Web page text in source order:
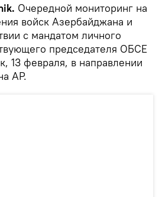
Очередной мониторинг на
войск Азербайджана и
с мандатом личного
председателя ОБСЕ
13 февраля, в направлении
АР.